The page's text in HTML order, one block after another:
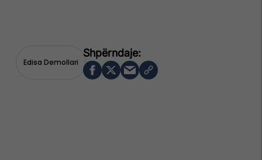
Edisa Demollari